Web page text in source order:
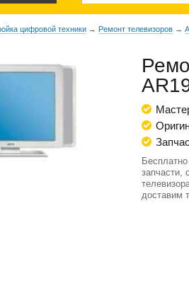
цифровой техники → Ремонт телевизоров →
запчасти,
доставим